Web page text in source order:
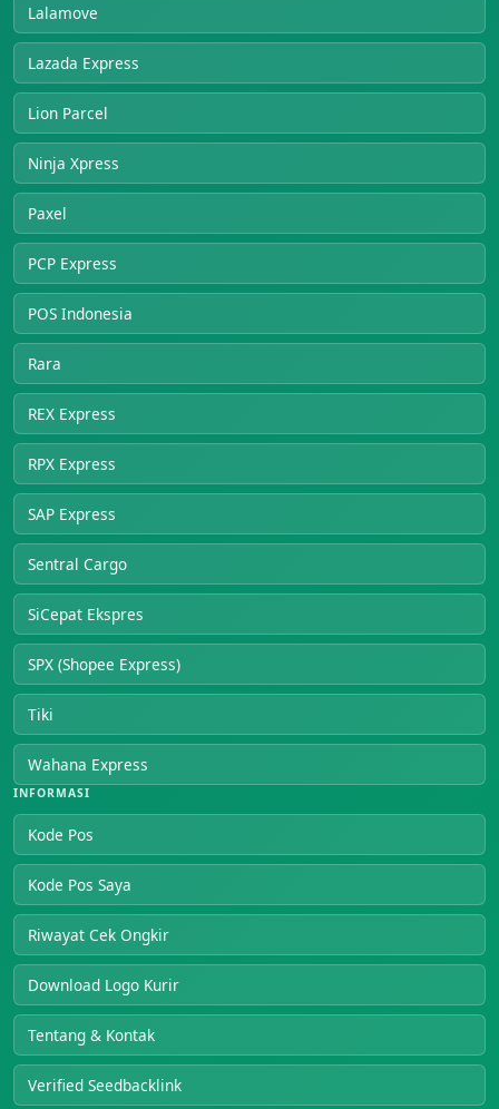
Lalamove
Lazada Express
Lion Parcel
Ninja Xpress
Paxel
PCP Express
POS Indonesia
Rara
REX Express
RPX Express
SAP Express
Sentral Cargo
SiCepat Ekspres
SPX (Shopee Express)
Tiki
Wahana Express
INFORMASI
Kode Pos
Kode Pos Saya
Riwayat Cek Ongkir
Download Logo Kurir
Tentang & Kontak
Verified Seedbacklink